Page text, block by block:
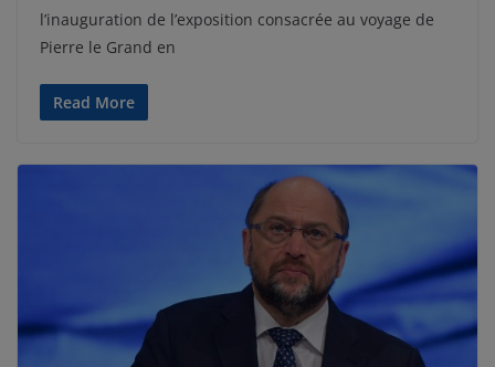
l’inauguration de l’exposition consacrée au voyage de
Pierre le Grand en
Read More